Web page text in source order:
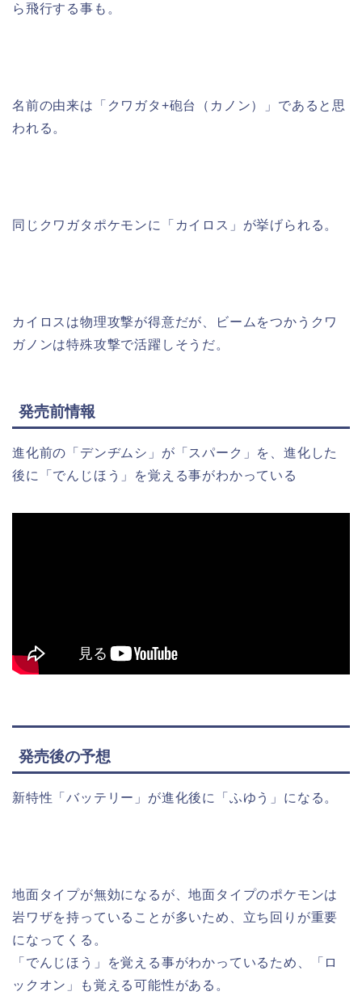
ら飛行する事も。
名前の由来は「クワガタ+砲台（カノン）」であると思
われる。
同じクワガタポケモンに「カイロス」が挙げられる。
カイロスは物理攻撃が得意だが、ビームをつかうクワ
ガノンは特殊攻撃で活躍しそうだ。
発売前情報
進化前の「デンヂムシ」が「スパーク」を、進化した
後に「でんじほう」を覚える事がわかっている
発売後の予想
新特性「バッテリー」が進化後に「ふゆう」になる。
地面タイプが無効になるが、地面タイプのポケモンは
岩ワザを持っていることが多いため、立ち回りが重要
になってくる。
「でんじほう」を覚える事がわかっているため、「ロ
ックオン」も覚える可能性がある。